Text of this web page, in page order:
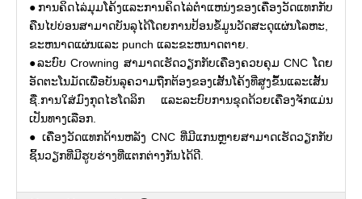
●ການຄິດໄລ່ມຸມໂຄ້ງແລະການຄິດໄລ່ຕໍາແຫນ່ງຂອງເຄື່ອງວັດແທກກັບ
ຄືນໄປບ່ອນສາມາດບັນລຸໄດ້ໂດຍການປ້ອນຂໍ້ມູນວັດສະດຸແຜ່ນໂລຫະ,
ຂະຫນາດແຜ່ນແລະ punch ແລະຂະຫນາດຕາຍ.
●ລະບົບ Crowning ສາມາດເຮັດວຽກກັບເຄື່ອງຄວບຄຸມ CNC ໂດຍ
ອັດຕະໂນມັດເພື່ອບັນລຸຄວາມຖືກຕ້ອງຂອງເສັ້ນໂຄ້ງທີ່ສູງຂຶ້ນແລະເສັ້ນ
ຊື່.ການໃສ່ມົງກຸດໄຮໂດລິກ ແລະລະບົບການຂຸດດ້ວຍເຄື່ອງຈັກແມ່ນ
ເປັນທາງເລືອກ.
● ເຄື່ອງວັດແທກດ້ານຫລັງ CNC ທີ່ມີແກນຫຼາຍສາມາດເຮັດວຽກກັບ
ຊິ້ນວຽກທີ່ມີຮູບຮ່າງທີ່ແຕກຕ່າງກັນໄດ້ດີ.